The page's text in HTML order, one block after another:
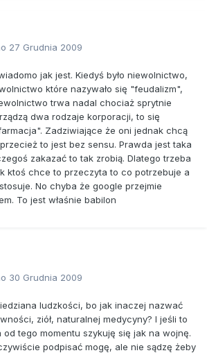
wolności naturalnego zdrowia -
(NHF) przyznano status
przy Kodeksie (bez prawa głosu).
tego typu starające się o
zostały odrzucone.
i standardów Kodeksu jest
członkowskich jako podstawa do
krajowego oraz przez WTO jako
międzynarodowych sporów
wytycznych Kodeksu jest
podkreśla dr Verkerk - to tylko trik, bo
nie są informowane o konsekwencjach
muzyki Kodeksu. - W takim przypadku
boryka się od jakiegoś czasu Unia
z hodowli zwierząt
zmodyfikowanym hormonem
co roku płacić im łącznie 128 milionów
Logika jest następująca: skoro
27 Grudnia 2009
jak jest. Kiedyś było niewolnictwo,
które nazywało się "feudalizm",
trwa nadal chociaż sprytnie
dwa rodzaje korporacji, to się
Zadziwiające że oni jednak chcą
to jest bez sensu. Prawda jest taka
zakazać to tak zrobią. Dlatego trzeba
ktoś chce to przeczyta to co potrzebuje a
No chyba że google przejmie
To jest właśnie babilon
30 Grudnia 2009
ludzkości, bo jak inaczej nazwać
ziół, naturalnej medycyny? I jeśli to
tego momentu szykuję się jak na wojnę.
podpisać mogę, ale nie sądzę żeby